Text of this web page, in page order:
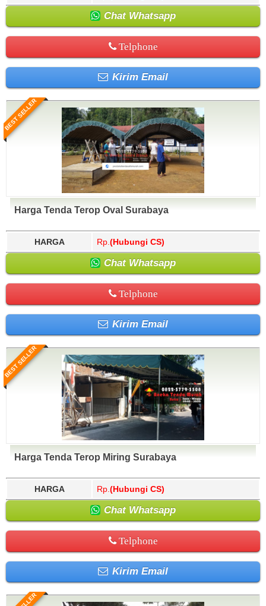
Chat Whatsapp
Telphone
Kirim Email
BEST SELLER
Harga Tenda Terop Oval Surabaya
HARGA Rp. (Hubungi CS)
Chat Whatsapp
Telphone
Kirim Email
BEST SELLER
Harga Tenda Terop Miring Surabaya
HARGA Rp. (Hubungi CS)
Chat Whatsapp
Telphone
Kirim Email